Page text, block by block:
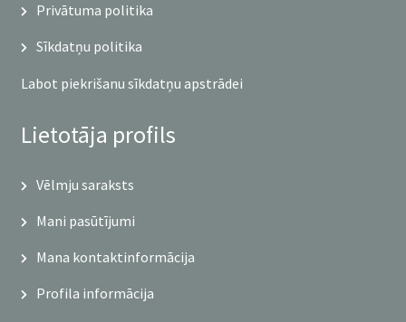
Privātuma politika
Sīkdatņu politika
Labot piekrišanu sīkdatņu apstrādei
Lietotāja profils
Vēlmju saraksts
Mani pasūtījumi
Mana kontaktinformācija
Profila informācija